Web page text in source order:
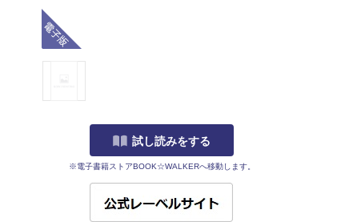
試し読みをする
※電子書籍ストアBOOK☆WALKERへ移動します。